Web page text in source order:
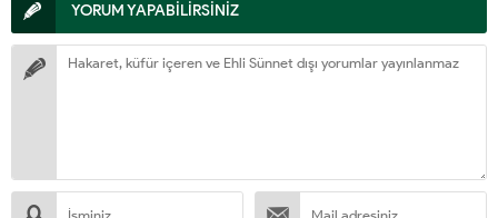
YORUM YAPABİLİRSİNİZ